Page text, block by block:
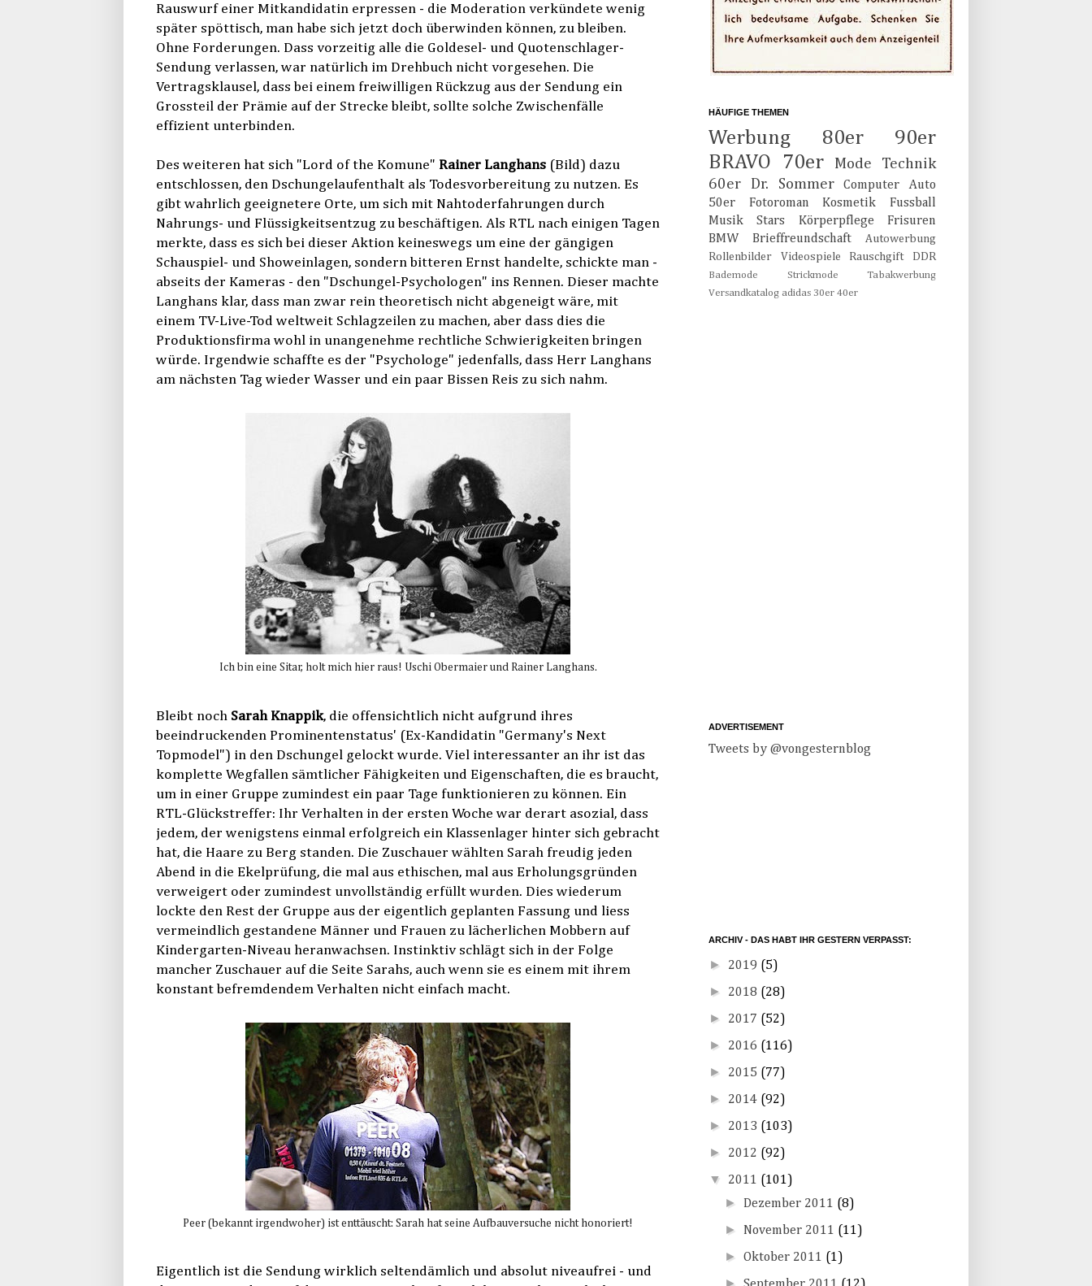
Rauswurf einer Mitkandidatin erpressen - die Moderation verkündete wenig
später spöttisch, man habe sich jetzt doch überwinden können, zu bleiben.
Ohne Forderungen. Dass vorzeitig alle die Goldesel- und Quotenschlager-
Sendung verlassen, war natürlich im Drehbuch nicht vorgesehen. Die
Vertragsklausel, dass bei einem freiwilligen Rückzug aus der Sendung ein
Grossteil der Prämie auf der Strecke bleibt, sollte solche Zwischenfälle
effizient unterbinden.
Des weiteren hat sich "Lord of the Komune" Rainer Langhans (Bild) dazu
entschlossen, den Dschungelaufenthalt als Todesvorbereitung zu nutzen. Es
gibt wahrlich geeignetere Orte, um sich mit Nahtoderfahrungen durch
Nahrungs- und Flüssigkeitsentzug zu beschäftigen. Als RTL nach einigen Tagen
merkte, dass es sich bei dieser Aktion keineswegs um eine der gängigen
Schauspiel- und Showeinlagen, sondern bitteren Ernst handelte, schickte man -
abseits der Kameras - den "Dschungel-Psychologen" ins Rennen. Dieser machte
Langhans klar, dass man zwar rein theoretisch nicht abgeneigt wäre, mit
einem TV-Live-Tod weltweit Schlagzeilen zu machen, aber dass dies die
Produktionsfirma wohl in unangenehme rechtliche Schwierigkeiten bringen
würde. Irgendwie schaffte es der "Psychologe" jedenfalls, dass Herr Langhans
am nächsten Tag wieder Wasser und ein paar Bissen Reis zu sich nahm.
Ich bin eine Sitar, holt mich hier raus! Uschi Obermaier und Rainer Langhans.
Bleibt noch Sarah Knappik, die offensichtlich nicht aufgrund ihres
beeindruckenden Prominentenstatus' (Ex-Kandidatin "Germany's Next
Topmodel") in den Dschungel gelockt wurde. Viel interessanter an ihr ist das
komplette Wegfallen sämtlicher Fähigkeiten und Eigenschaften, die es braucht,
um in einer Gruppe zumindest ein paar Tage funktionieren zu können. Ein
RTL-Glückstreffer: Ihr Verhalten in der ersten Woche war derart asozial, dass
jedem, der wenigstens einmal erfolgreich ein Klassenlager hinter sich gebracht
hat, die Haare zu Berg standen. Die Zuschauer wählten Sarah freudig jeden
Abend in die Ekelprüfung, die mal aus ethischen, mal aus Erholungsgründen
verweigert oder zumindest unvollständig erfüllt wurden. Dies wiederum
lockte den Rest der Gruppe aus der eigentlich geplanten Fassung und liess
vermeindlich gestandene Männer und Frauen zu lächerlichen Mobbern auf
Kindergarten-Niveau heranwachsen. Instinktiv schlägt sich in der Folge
mancher Zuschauer auf die Seite Sarahs, auch wenn sie es einem mit ihrem
konstant befremdendem Verhalten nicht einfach macht.
Peer (bekannt irgendwoher) ist enttäuscht: Sarah hat seine Aufbauversuche nicht honoriert!
Eigentlich ist die Sendung wirklich seltendämlich und absolut niveaufrei - und
HÄUFIGE THEMEN
Werbung 80er
90er
BRAVO
70er Mode
Technik
60er
Dr. Sommer Computer
Auto
50er
Fotoroman Kosmetik
Fussball
Musik
Stars Körperpflege
Frisuren
BMW
Brieffreundschaft
Autowerbung
Rollenbilder
Videospiele Rauschgift DDR
Bademode Strickmode
Tabakwerbung
Versandkatalog adidas 30er 40er
ADVERTISEMENT
Tweets by @vongesternblog
ARCHIV - DAS HABT IHR GESTERN VERPASST:
► 2019 (5)
► 2018 (28)
► 2017 (52)
► 2016 (116)
► 2015 (77)
► 2014 (92)
► 2013 (103)
► 2012 (92)
▼ 2011 (101)
► Dezember 2011 (8)
► November 2011 (11)
►Oktober 2011 (1)
►